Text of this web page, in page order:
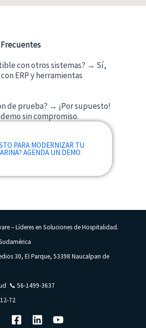
con otros sistemas? → Sí,
ERP y herramientas
de prueba? → ¡Por supuesto!
sin compromiso.
PARA MODERNIZAR TU
AGENDA UN DEMO
– Líderes en Soluciones de Hospitalidad.
30, El Parque, 53398 Naucalpan de
📞 56-1499-3637
72